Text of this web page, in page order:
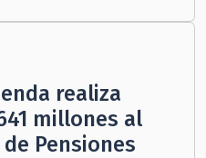
realiza
millones al
Pensiones